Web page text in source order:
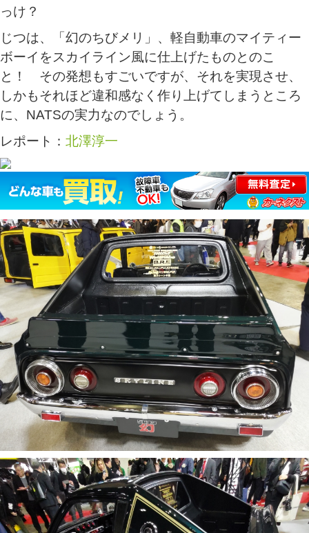
っけ？
じつは、「幻のちびメリ」、軽自動車のマイティー
ボーイをスカイライン風に仕上げたものとのこ
と！ その発想もすごいですが、それを実現させ、
しかもそれほど違和感なく作り上げてしまうところ
に、NATSの実力なのでしょう。
レポート： 北澤淳一